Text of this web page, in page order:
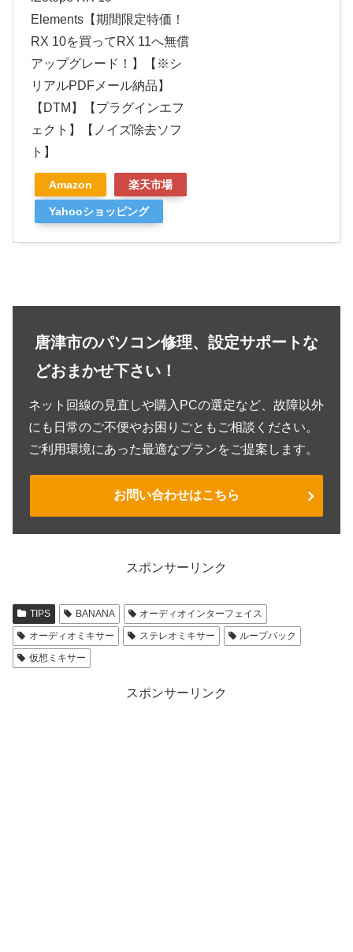
Elements【期間限定特価！
RX 10を買ってRX 11へ無償
アップグレード！】【※シ
リアルPDFメール納品】
【DTM】【プラグインエフ
ェクト】【ノイズ除去ソフ
ト】
Amazon 楽天市場
Yahooショッピング
唐津市のパソコン修理、設定サポートな
どおまかせ下さい！
ネット回線の見直しや購入PCの選定など、故障以外
にも日常のご不便やお困りごともご相談ください。
ご利用環境にあった最適なプランをご提案します。
お問い合わせはこちら
スポンサーリンク
TIPS BANANA
オーディオインターフェイス
オーディオミキサー
ステレオミキサー
ループバック
仮想ミキサー
スポンサーリンク